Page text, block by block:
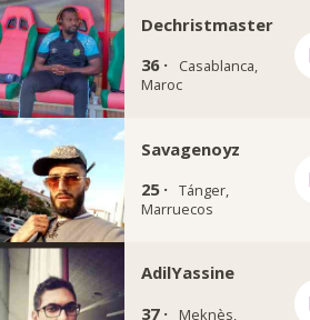
Dechristmaster
36 ·
Casablanca,
Maroc
Savagenoyz
25 · Tánger,
Marruecos
AdilYassine
37 ·
Meknès,